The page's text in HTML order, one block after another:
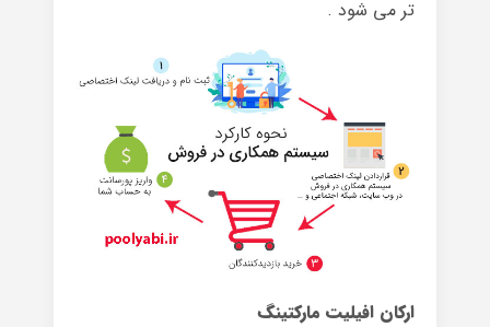
تر می شود .
ارکان افیلیت مارکتینگ